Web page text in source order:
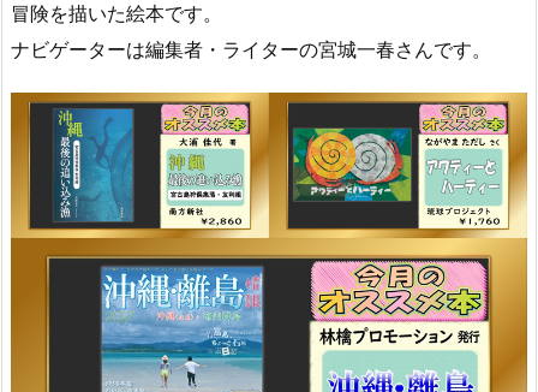
冒険を描いた絵本です。
ナビゲーターは編集者・ライターの宮城一春さんです。